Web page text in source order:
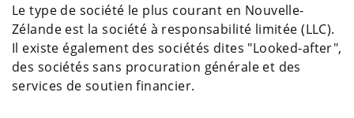
Le type de société le plus courant en Nouvelle-
Zélande est la société à responsabilité limitée (LLC).
Il existe également des sociétés dites "Looked-after",
des sociétés sans procuration générale et des
services de soutien financier.